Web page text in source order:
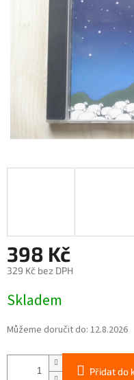
398 Kč
329 Kč bez DPH
cena:
Skladem
Můžeme doručit do: 12.8.2026
Přidat do